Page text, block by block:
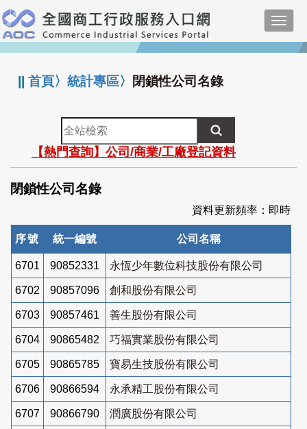
跳
到
主
要
:::
||首頁〉統計專區〉 閉鎖性公司名錄
全
站
檢
索
【熱門查詢】公司/商業/工廠登記資料
閉鎖性公司名錄
資料更新頻率：即時
序號 統一編號 公司名稱
6701 90852331 永恆少年數位科技股份有限公司
6702 90857096 創和股份有限公司
6703 90857461 善生股份有限公司
6704 90865482 巧福實業股份有限公司
6705 90865785 寶易生技股份有限公司
6706 90866594 永承精工股份有限公司
6707 90866790 潤廣股份有限公司